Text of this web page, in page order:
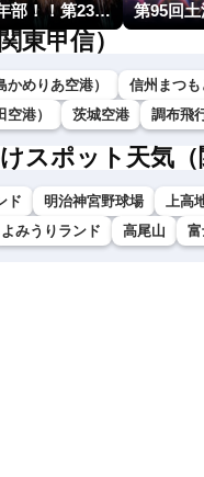
燃えよ！商工会青年部！！第23回こうのす花火大会 第95回
東甲信）
めりあ空港） 信州まつも
港）
茨城空港 調布飛
スポット天気（
ド 明治神宮野球場 上高
よみうりランド 高尾山